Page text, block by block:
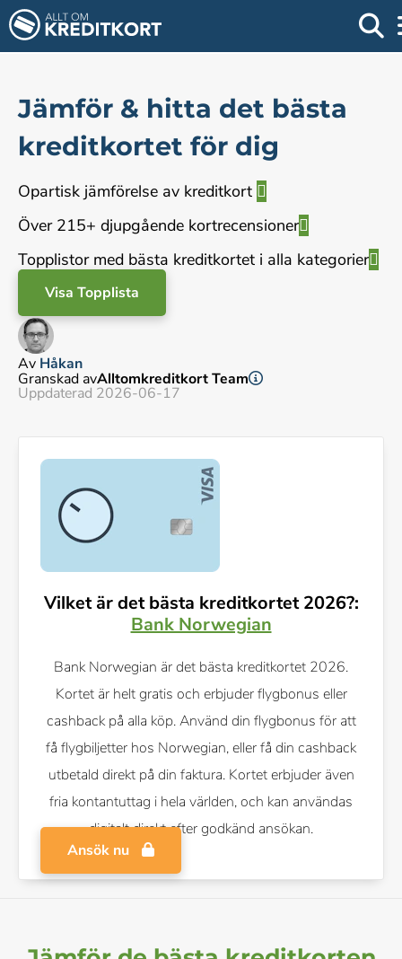
Jämför & hitta det bästa
kreditkortet för dig
Opartisk jämförelse av kreditkort
Över 215+ djupgående kortrecensioner
Topplistor med bästa kreditkortet i alla kategorier
Visa Topplista
Av Håkan
Granskad avAlltomkreditkort Team
Uppdaterad 2026-06-17
Vilket är det bästa kreditkortet 2026?:
Bank Norwegian
Bank Norwegian är det bästa kreditkortet 2026.
Kortet är helt gratis och erbjuder flygbonus eller
cashback på alla köp. Använd din flygbonus för att
få flygbiljetter hos Norwegian, eller få din cashback
utbetald direkt på din faktura. Kortet erbjuder även
fria kontantuttag i hela världen, och kan användas
digitalt direkt efter godkänd ansökan.
Ansök nu